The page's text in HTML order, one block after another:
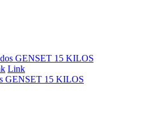
Link
GENSET 15 KILOS